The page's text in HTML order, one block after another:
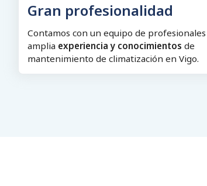
Gran profesionalidad
Contamos con un equipo de
amplia experiencia y conocimientos de
mantenimiento de climatización en Vigo.